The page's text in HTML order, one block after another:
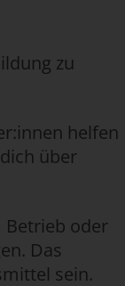
zu
helfen
über
Betrieb oder
Das
sein.